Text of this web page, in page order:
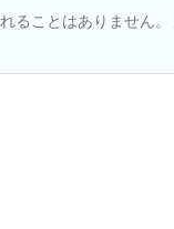
ることはありません。